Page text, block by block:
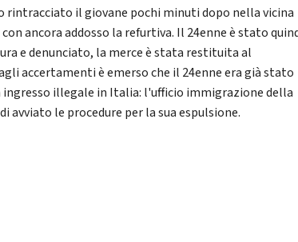
il giovane pochi minuti dopo nella vicina
con ancora addosso la refurtiva. Il 24enne è stato
e denunciato, la merce è stata restituita al
accertamenti è emerso che il 24enne era già stato
ingresso illegale in Italia: l'ufficio immigrazione della
avviato le procedure per la sua espulsione.